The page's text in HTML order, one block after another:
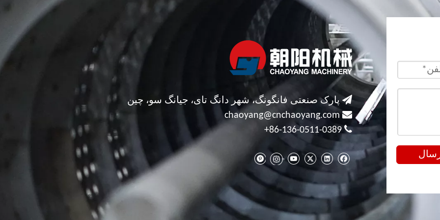
پارک صنعتی فانگونگ، شهر دانگ تای، جیانگ سو، چین

chaoyang@cnchaoyang.com

86-136-0511-0389+